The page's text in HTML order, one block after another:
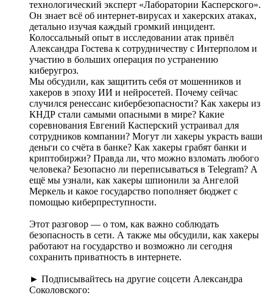
технологический эксперт «Лаборатории Касперского».
Он знает всё об интернет-вирусах и хакерских атаках,
детально изучая каждый громкий инцидент.
Колоссальный опыт в исследовании атак привёл
Александра Гостева к сотрудничеству с Интерполом и
участию в больших операция по устранению
киберугроз.
Мы обсудили, как защитить себя от мошенников и
хакеров в эпоху ИИ и нейросетей. Почему сейчас
случился ренессанс кибербезопасности? Как хакеры из
КНДР стали самыми опасными в мире? Какие
соревнования Евгений Касперский устраивал для
сотрудников компании? Могут ли хакеры украсть ваши
деньги со счёта в банке? Как хакеры грабят банки и
криптобиржи? Правда ли, что можно взломать любого
человека? Безопасно ли переписываться в Telegram? А
ещё мы узнали, как хакеры шпионили за Ангелой
Меркель и какое государство пополняет бюджет с
помощью киберпреступности.
Этот разговор — о том, как важно соблюдать
безопасность в сети. А также мы обсудили, как хакеры
работают на государство и возможно ли сегодня
сохранить приватность в интернете.
► Подписывайтесь на другие соцсети Александра
Соколовского: